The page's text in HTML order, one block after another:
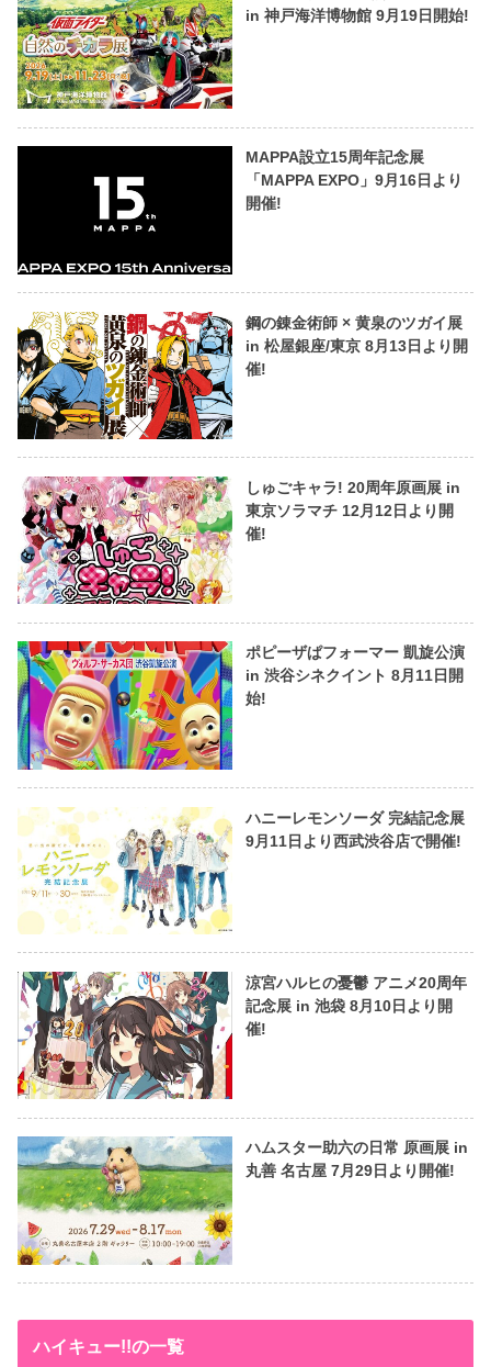
in 神戸海洋博物館 9月19日開始!
MAPPA設立15周年記念展
「MAPPA EXPO」9月16日より
開催!
鋼の錬金術師 × 黄泉のツガイ展
in 松屋銀座/東京 8月13日より開
催!
しゅごキャラ! 20周年原画展 in
東京ソラマチ 12月12日より開
催!
ポピーザぱフォーマー 凱旋公演
in 渋谷シネクイント 8月11日開
始!
ハニーレモンソーダ 完結記念展
9月11日より西武渋谷店で開催!
涼宮ハルヒの憂鬱 アニメ20周年
記念展 in 池袋 8月10日より開
催!
ハムスター助六の日常 原画展 in
丸善 名古屋 7月29日より開催!
ハイキュー!!の一覧